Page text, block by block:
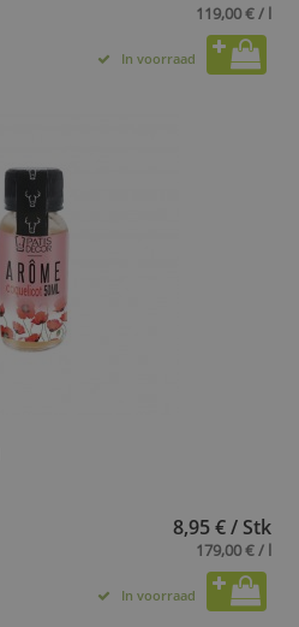
119,00 € / l
In voorraad
8,95 € / Stk
179,00 € / l
In voorraad